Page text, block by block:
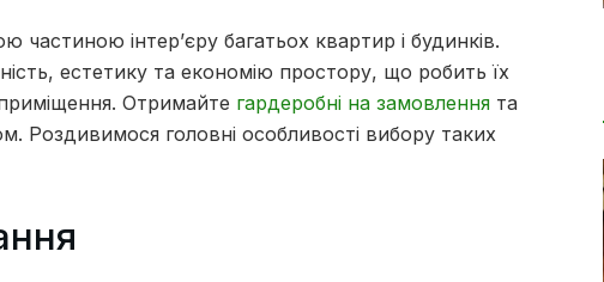
частиною інтер’єру багатьох квартир і будинків.
естетику та економію простору, що робить їх
Отримайте гардеробні на замовлення та
Роздивимося головні особливості вибору таких